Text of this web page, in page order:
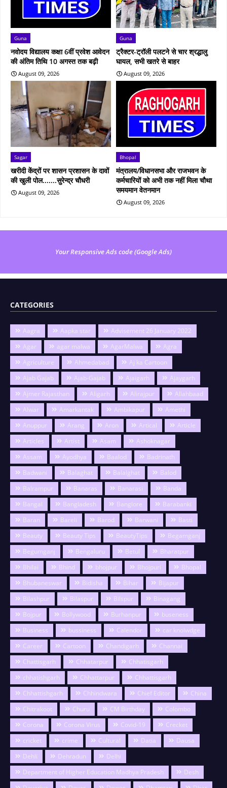
Guna
नवोदय विद्यालय कक्षा 6वीं प्रवेश आवेदन
की अंतिम तिथि 10 अगस्त तक बढ़ी
August 09, 2026
Guna
ट्रैक्टर-ट्रॉली पलटने से चार श्रद्धालु
घायल, सभी खतरे से बाहर
August 09, 2026
Sagar
खरीदी केंद्रों पर शासन प्रशासन के दावों
की खुली पोल.......सुरेन्द्र चौधरी
August 09, 2026
Bhopal
मंत्रालय/विधानसभा और राजभवन के
कर्मचारियों को अभी तक नहीं मिला चौथा
समयमान वेतनमान
August 09, 2026
Your Responsive Ads code (Google Ads)
CATEGORIES
Aagra Aapka star
Advisement 26 January 2022
Agar
agar malwa AgarMalwa
Agra
Agriculture
Ahmedabad
Aj ka Cartoon
Ajab Gajab
Ajab-Gajab Ajaigarh
Ajaygarh
Ajmer Rajasthan
Aligarh Alirajpur
Allahbaad
Alwar
Amarkantak Ambikapur
Amethi
Anuppur
Arang Aron Artical
Article
Articles
Artist Asam
Ashoknagar
Assam
Ayodhya Baalod
Badrinath
Badwani
Balaghat Balalghat
Balod
Balrampur
Banaras Banarasi
Banda
Bangal
Bangladesh Banglore
Barabanki
Baran
Bareli Barod Barwani
Basti
Beauty
Beauty Tips BeautyTips
Begamganj
Begumganj
Bengaluru Betul
Bharatpur
Bhilai
Bhind bhojpur Bhojpuri
Bhopal
Bhubaneswar
Bidisha Bihar
Bijapur
Bilashpur
Bilaspur Bilspur
Binagang
Bojpur
Bollywood Burhanpur
buseness
Business
bussiness Calendor
car knolwdge
Career
Cartoon Chandigarh
Channai
Chattisgarh
Chhatarpur
Chhatisgarh
chhatishgarh
Chhattarpur
Chhattisgarh
Chhattishgarh
Chhindwara Chief Editor
China
Chitrakoot
Churu CM Birthday
Colombo
Corona
Corona Virus Covid-19
Crecket
cricket
crime Cultural Datia
Dausa
Dehli
Dehradun
Delhi
Department of Higher Education Madhya Pradesh
Desh